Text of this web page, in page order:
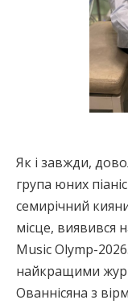
Як і завжди,
група юних
семирічний
місце, виявився
Music Olymp-
найкращими
Ованнісяна з